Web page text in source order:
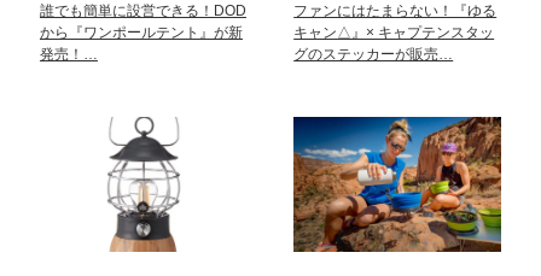
誰でも簡単に設営できる！DOD
から『ワンポールテント』が新
発売！…
ファンにはたまらない！『ゆる
キャン△』× キャプテンスタッ
グのステッカーが販売…